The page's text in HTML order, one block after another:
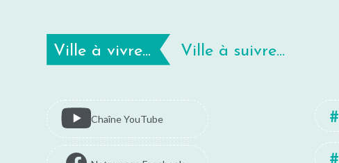
Ville à vivre... Ville à suivre...
Chaîne YouTube